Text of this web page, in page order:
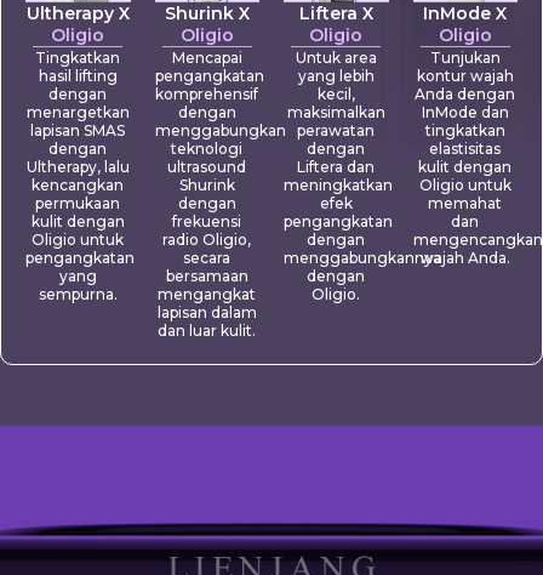
Ultherapy X
Oligio
Tingkatkan
hasil lifting
dengan
menargetkan
lapisan SMAS
dengan
Ultherapy, lalu
kencangkan
permukaan
kulit dengan
Oligio untuk
pengangkatan
yang
sempurna.
Shurink X
Oligio
Mencapai
pengangkatan
komprehensif
dengan
menggabungkan
teknologi
ultrasound
Shurink
dengan
frekuensi
radio Oligio,
secara
bersamaan
mengangkat
lapisan dalam
dan luar kulit.
Liftera X
Oligio
Untuk area
yang lebih
kecil,
maksimalkan
perawatan
dengan
Liftera dan
meningkatkan
efek
pengangkatan
dengan
menggabungkannya
dengan
Oligio.
InMode X
Oligio
Tunjukan
kontur wajah
Anda dengan
InMode dan
tingkatkan
elastisitas
kulit dengan
Oligio untuk
memahat
dan
mengencangkan
wajah Anda.